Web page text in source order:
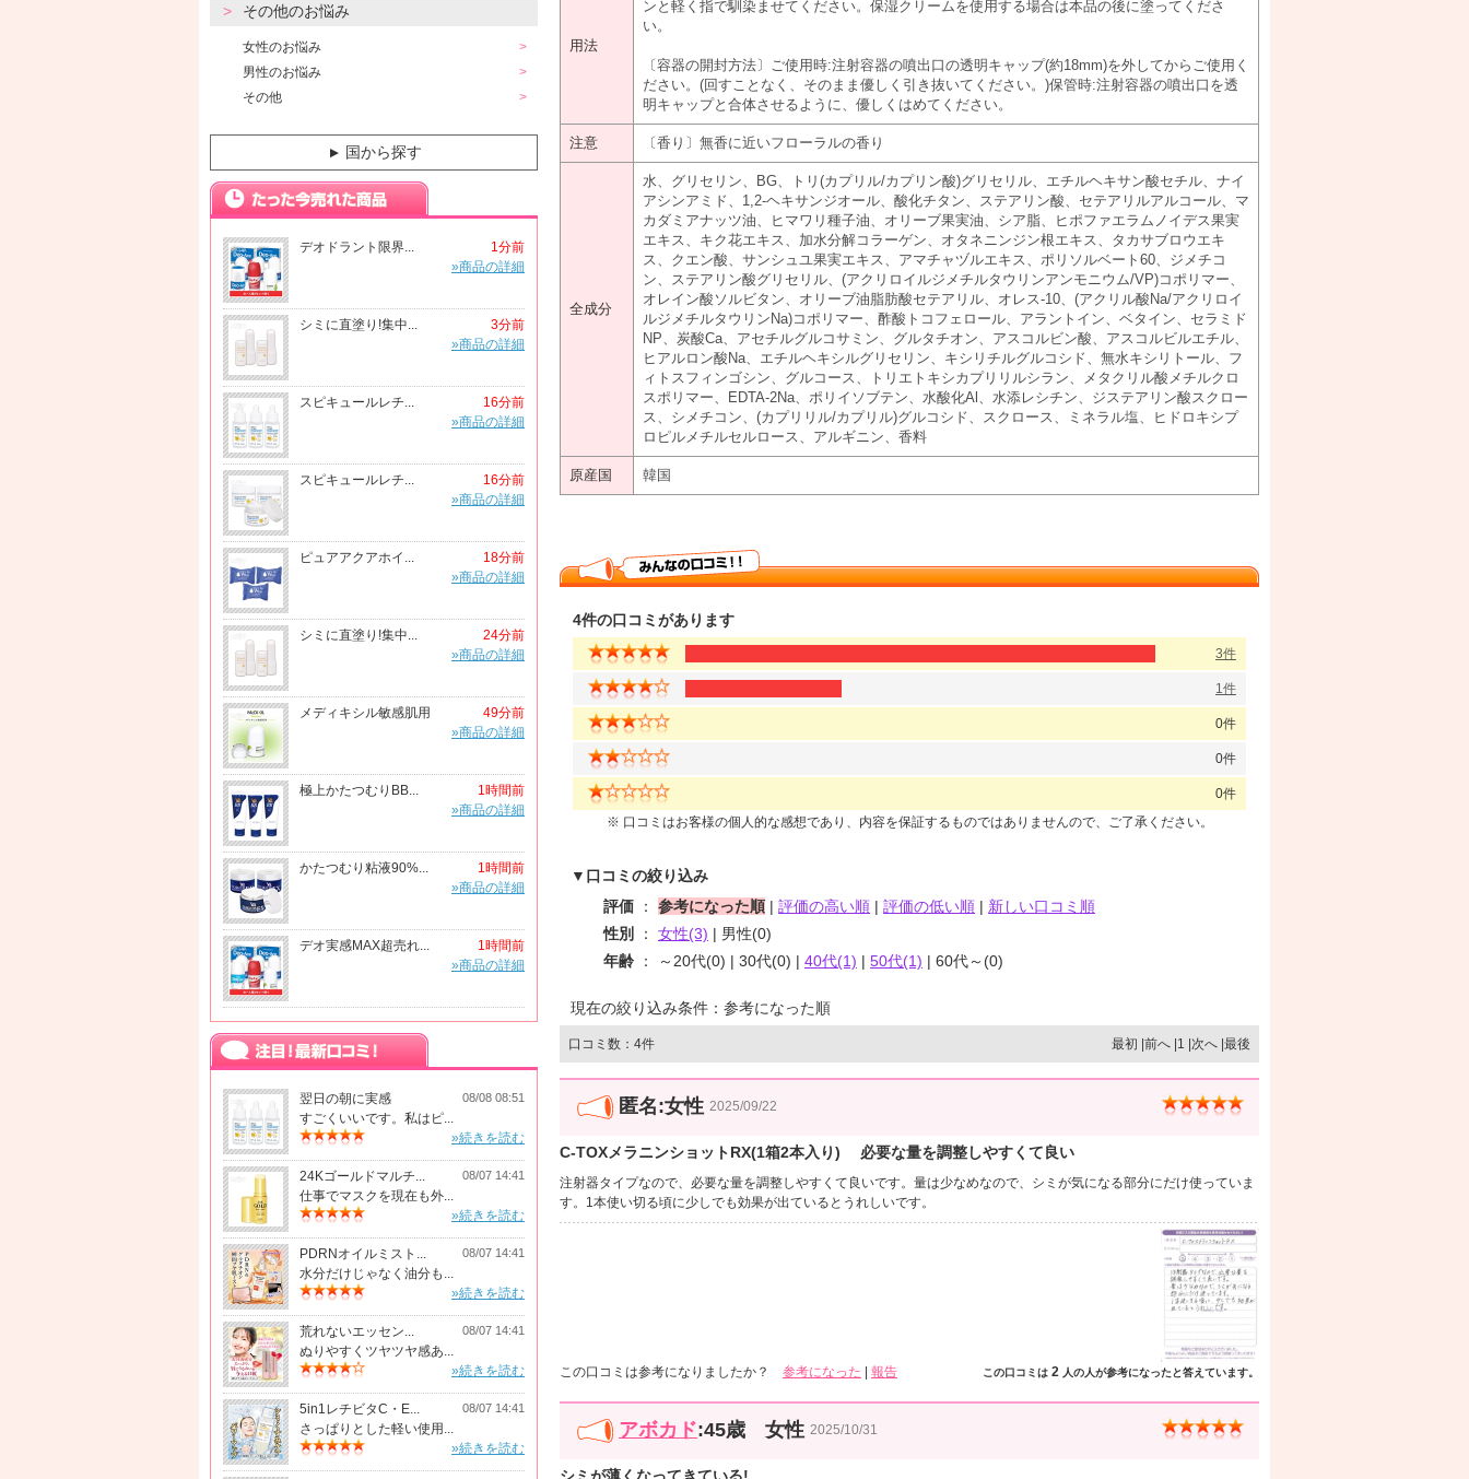
その他のお悩み
女性のお悩み
男性のお悩み
その他
▼ 国から探す
デオドラント限界...
1分前
»商品の詳細
シミに直塗り!集中...
3分前
»商品の詳細
スピキュールレチ...
16分前
»商品の詳細
スピキュールレチ...
16分前
»商品の詳細
ピュアアクアホイ...
18分前
»商品の詳細
シミに直塗り!集中...
24分前
»商品の詳細
メディキシル敏感肌用
49分前
»商品の詳細
極上かたつむりBB...
1時間前
»商品の詳細
かたつむり粘液90%...
1時間前
»商品の詳細
デオ実感MAX超売れ...
1時間前
»商品の詳細
翌日の朝に実感 08/08 08:51
すごくいいです。私はピ...
»続きを読む
24Kゴールドマルチ... 08/07 14:41
仕事でマスクを現在も外...
»続きを読む
PDRNオイルミスト... 08/07 14:41
水分だけじゃなく油分も...
»続きを読む
荒れないエッセン... 08/07 14:41
ぬりやすくツヤツヤ感あ...
»続きを読む
5in1レチビタC・E... 08/07 14:41
さっぱりとした軽い使用...
»続きを読む
用法
ンと軽く指で馴染ませてください。保湿クリームを使用する場合は本品の後に塗ってくださ
い。
〔容器の開封方法〕ご使用時:注射容器の噴出口の透明キャップ(約18mm)を外してからご使用く
ださい。(回すことなく、そのまま優しく引き抜いてください。)保管時:注射容器の噴出口を透
明キャップと合体させるように、優しくはめてください。
注意 〔香り〕無香に近いフローラルの香り
全成分
水、グリセリン、BG、トリ(カプリル/カプリン酸)グリセリル、エチルヘキサン酸セチル、ナイ
アシンアミド、1,2-ヘキサンジオール、酸化チタン、ステアリン酸、セテアリルアルコール、マ
カダミアナッツ油、ヒマワリ種子油、オリーブ果実油、シア脂、ヒポファエラムノイデス果実
エキス、キク花エキス、加水分解コラーゲン、オタネニンジン根エキス、タカサブロウエキ
ス、クエン酸、サンシュユ果実エキス、アマチャヅルエキス、ポリソルベート60、ジメチコ
ン、ステアリン酸グリセリル、(アクリロイルジメチルタウリンアンモニウム/VP)コポリマー、
オレイン酸ソルビタン、オリーブ油脂肪酸セテアリル、オレス-10、(アクリル酸Na/アクリロイ
ルジメチルタウリンNa)コポリマー、酢酸トコフェロール、アラントイン、ベタイン、セラミド
NP、炭酸Ca、アセチルグルコサミン、グルタチオン、アスコルビン酸、アスコルビルエチル、
ヒアルロン酸Na、エチルヘキシルグリセリン、キシリチルグルコシド、無水キシリトール、フ
ィトスフィンゴシン、グルコース、トリエトキシカプリリルシラン、メタクリル酸メチルクロ
スポリマー、EDTA-2Na、ポリイソブテン、水酸化Al、水添レシチン、ジステアリン酸スクロー
ス、シメチコン、(カプリリル/カプリル)グルコシド、スクロース、ミネラル塩、ヒドロキシプ
ロピルメチルセルロース、アルギニン、香料
原産国 韓国
4件の口コミがあります
3件
1件
0件
0件
0件
※ 口コミはお客様の個人的な感想であり、内容を保証するものではありませんので、ご了承ください。
▼口コミの絞り込み
評価 ： 参考になった順 | 評価の高い順 | 評価の低い順 | 新しい口コミ順
性別
： 女性(3) | 男性(0)
年齢 ： ～20代(0) | 30代(0) | 40代(1) | 50代(1) | 60代～(0)
現在の絞り込み条件：参考になった順
口コミ数：4件 最初 |前へ |1 |次へ |最後
匿名:女性 2025/09/22
C-TOXメラニンショットRX(1箱2本入り) 必要な量を調整しやすくて良い
注射器タイプなので、必要な量を調整しやすくて良いです。量は少なめなので、シミが気になる部分にだけ使っていま
す。1本使い切る頃に少しでも効果が出ているとうれしいです。
この口コミは 2 人の人が参考になったと答えています。
この口コミは参考になりましたか？ 参考になった | 報告
アボカド:45歳 女性 2025/10/31
シミが薄くなってきている!